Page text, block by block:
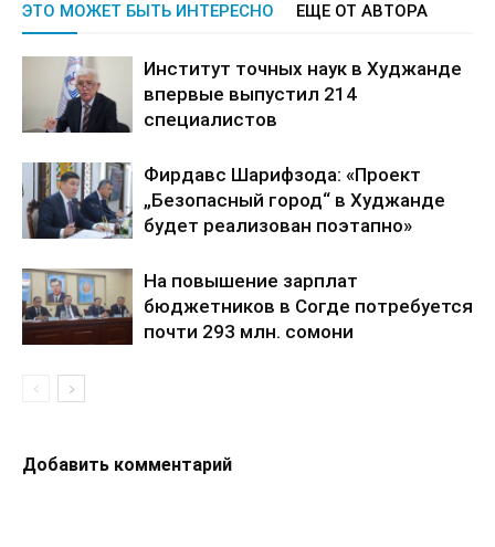
ЭТО МОЖЕТ БЫТЬ ИНТЕРЕСНО ЕЩЕ ОТ АВТОРА
Институт точных наук в Худжанде
впервые выпустил 214
специалистов
Фирдавс Шарифзода: «Проект
„Безопасный город“ в Худжанде
будет реализован поэтапно»
На повышение зарплат
бюджетников в Согде потребуется
почти 293 млн. сомони
Добавить комментарий